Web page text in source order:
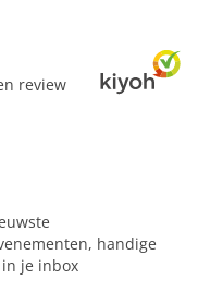
review
handige
je inbox